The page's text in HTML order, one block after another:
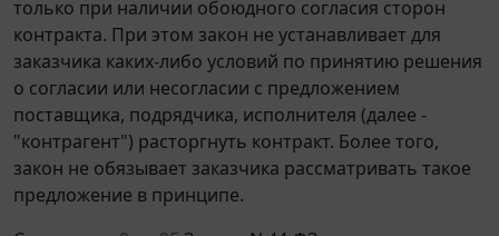
только при наличии обоюдного согласия сторон
контракта. При этом закон не устанавливает для
заказчика каких-либо условий по принятию решения
о согласии или несогласии с предложением
поставщика, подрядчика, исполнителя (далее -
"контрагент") расторгнуть контракт. Более того,
закон не обязывает заказчика рассматривать такое
предложение в принципе.